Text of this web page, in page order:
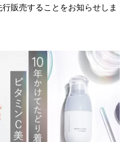
販売することをお知らせしま